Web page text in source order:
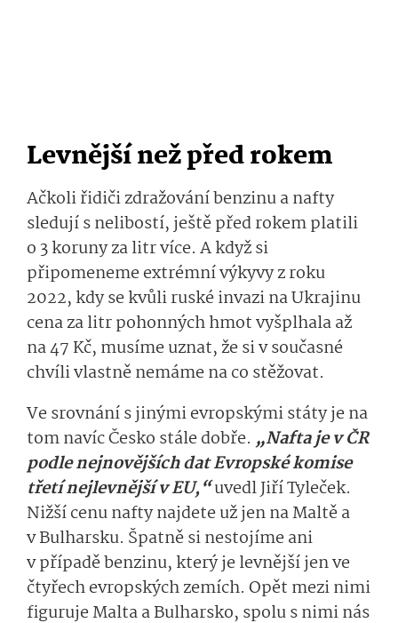
Levnější než před rokem
Ačkoli řidiči zdražování benzinu a nafty
sledují s nelibostí, ještě před rokem platili
o 3 koruny za litr více. A když si
připomeneme extrémní výkyvy z roku
2022, kdy se kvůli ruské invazi na Ukrajinu
cena za litr pohonných hmot vyšplhala až
na 47 Kč, musíme uznat, že si v současné
chvíli vlastně nemáme na co stěžovat.
Ve srovnání s jinými evropskými státy je na
tom navíc Česko stále dobře. „Nafta je v ČR
podle nejnovějších dat Evropské komise
třetí nejlevnější v EU,“uvedl Jiří Tyleček.
Nižší cenu nafty najdete už jen na Maltě a
v Bulharsku. Špatně si nestojíme ani
v případě benzinu, který je levnější jen ve
čtyřech evropských zemích. Opět mezi nimi
figuruje Malta a Bulharsko, spolu s nimi nás